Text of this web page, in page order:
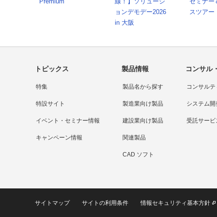
ョンデモデー2026
in 大阪
スツアー
トピックス
特集
特設サイト
イベント・セミナー情報
キャンペーン情報
製品情報
製品名から探す
製造業向け製品
建設業向け製品
関連製品
CAD ソフト
コンサル
コンサルテ
システム
受託サービ
サイトマップ サイトの利用条件 情報セキュリティ基本方針